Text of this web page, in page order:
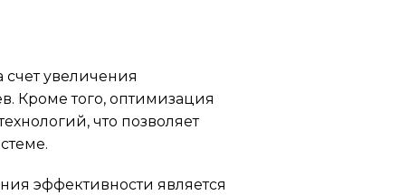
увеличения
Кроме того, оптимизация
что позволяет
эффективности является